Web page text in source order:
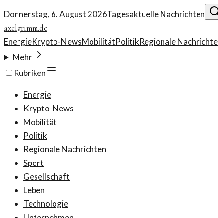
Donnerstag, 6. August 2026Tagesaktuelle Nachrichten
axelgrimm.de
EnergieKrypto-NewsMobilitätPolitikRegionale
Mehr
Rubriken
Energie
Krypto-News
Mobilität
Politik
Regionale Nachrichten
Sport
Gesellschaft
Leben
Technologie